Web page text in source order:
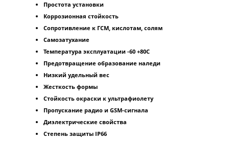
Простота установки
Коррозионная стойкость
Сопротивление к ГСМ, кислотам, солям
Самозатухание
Температура эксплуатации -60 +80С
Предотвращение образование наледи
Низкий удельный вес
Жесткость формы
Стойкость окраски к ультрафиолету
Пропускание радио и GSM-сигнала
Диэлектрические свойства
Степень защиты IР66